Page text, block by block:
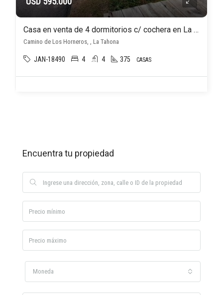
Casa en venta de 4 dormitorios c/ cochera en La Tahona
Camino de Los Horneros, , La Tahona
JAN-18490 4 4 375 CASAS
Encuentra tu propiedad
Moneda